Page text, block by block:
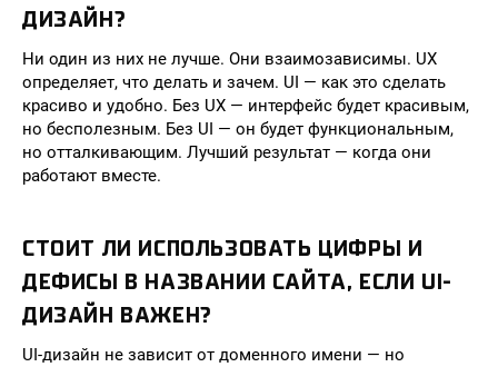
ДИЗАЙН?
Ни один из них не лучше. Они взаимозависимы. UX
определяет, что делать и зачем. UI — как это сделать
красиво и удобно. Без UX — интерфейс будет красивым,
но бесполезным. Без UI — он будет функциональным,
но отталкивающим. Лучший результат — когда они
работают вместе.
СТОИТ ЛИ ИСПОЛЬЗОВАТЬ ЦИФРЫ И
ДЕФИСЫ В НАЗВАНИИ САЙТА, ЕСЛИ UI-
ДИЗАЙН ВАЖЕН?
UI-дизайн не зависит от доменного имени — но